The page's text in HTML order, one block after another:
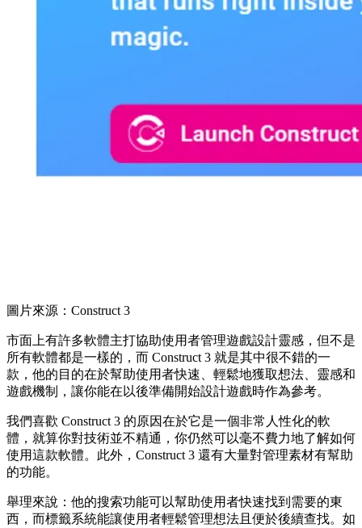
圖片來源：Construct 3
市面上有許多軟體主打協助使用者管理遊戲設計靈感，但不是
所有軟體都是一樣的，而 Construct 3 就是其中很不錯的一
款，他的目的在於幫助使用者快速、輕鬆地獲取想法、靈感和
遊戲機制，讓你能在以後準備開始設計遊戲時作為參考。
我們喜歡 Construct 3 的原因在於它是一個非常人性化的軟
體，就算你對技術並不精通，你仍然可以毫不費力地了解如何
使用這款軟體。此外，Construct 3 還有大量對管理素材有幫助
的功能。
舉理來說：他的搜索功能可以幫助使用者快速找到需要的東
西，而標籤系統能讓使用者輕鬆管理想法且便於後續查找。如